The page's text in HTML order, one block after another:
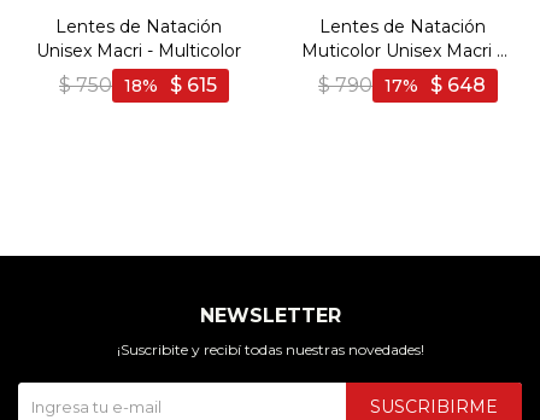
Lentes de Natación
Unisex Macri - Multicolor
$ 750 $ 615
18
Lentes de Natación
Muticolor Unisex Macri -
Multicolor
$ 790 $ 648
17
NEWSLETTER
¡Suscribite y recibí todas nuestras novedades!
SUSCRIBIRME